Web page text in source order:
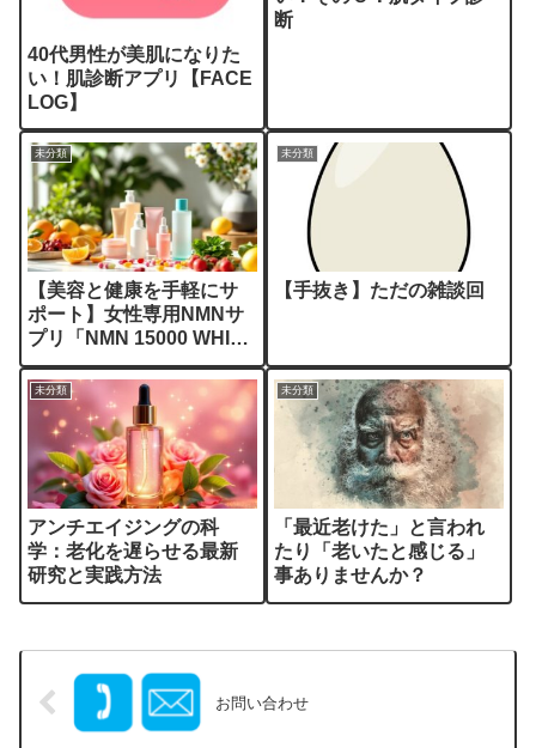
40代男性が美肌になりた
い！肌診断アプリ【FACE
LOG】
断
未分類
【美容と健康を手軽にサ
ポート】女性専用NMNサ
プリ「NMN 15000 WHITE
premium」の魅力を徹底
解説！
未分類
【手抜き】ただの雑談回
未分類
アンチエイジングの科
学：老化を遅らせる最新
研究と実践方法
未分類
「最近老けた」と言われ
たり「老いたと感じる」
事ありませんか？
お問い合わせ